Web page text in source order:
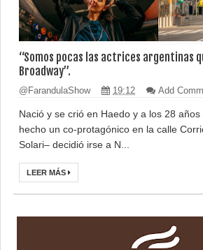
“Somos pocas las actrices argentinas
Broadway”.
@FarandulaShow 19:12 Add
Nació y se crió en Haedo y a los 28
hecho un co-protagónico en la calle
Solari– decidió irse a N...
LEER MÁS